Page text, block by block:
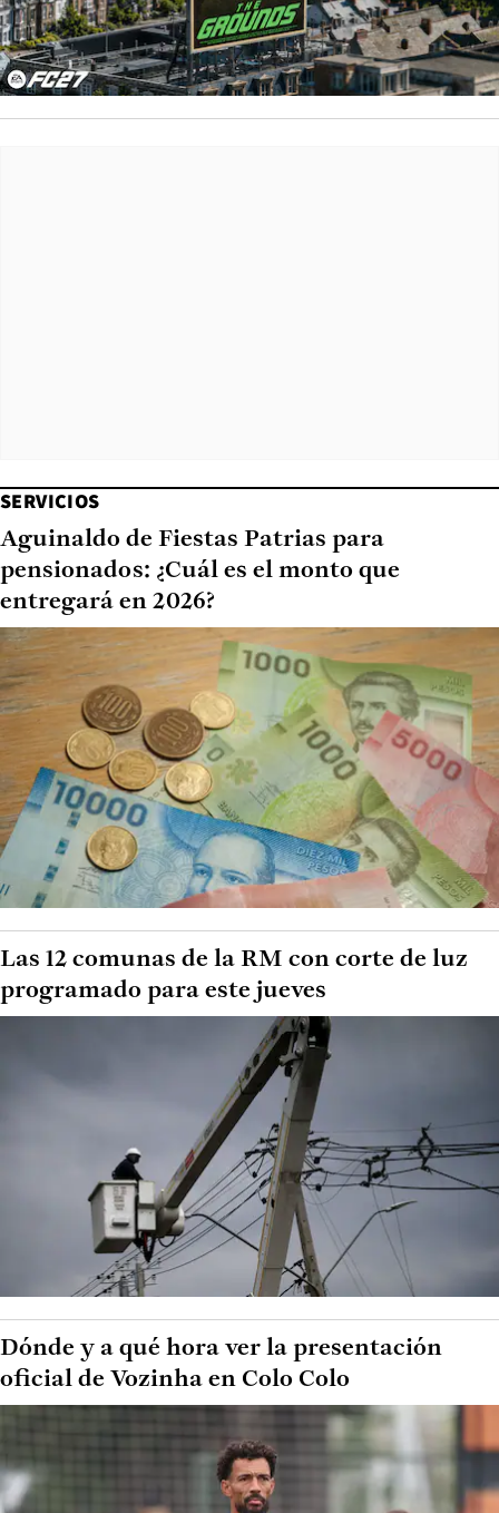
SERVICIOS
Aguinaldo de Fiestas Patrias para
pensionados: ¿Cuál es el monto que
entregará en 2026?
Las 12 comunas de la RM con corte de luz
programado para este jueves
Dónde y a qué hora ver la presentación
oficial de Vozinha en Colo Colo